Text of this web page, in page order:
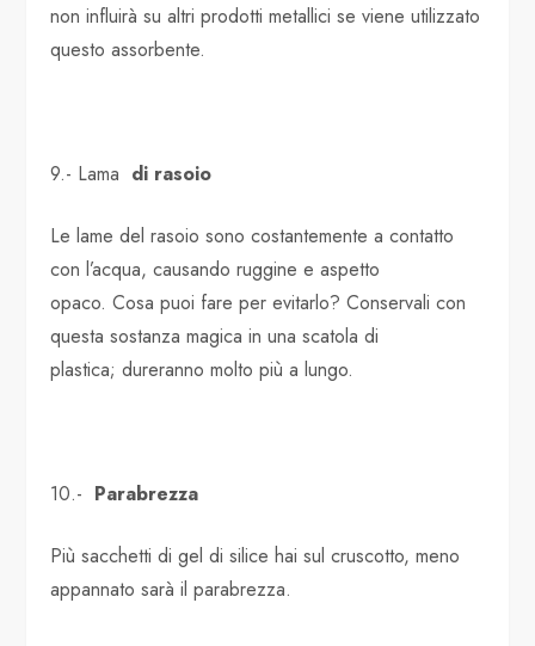
non influirà su altri prodotti metallici se viene utilizzato
questo assorbente.
9.- Lama di rasoio
Le lame del rasoio sono costantemente a contatto
con l’acqua, causando ruggine e aspetto
opaco. Cosa puoi fare per evitarlo? Conservali con
questa sostanza magica in una scatola di
plastica; dureranno molto più a lungo.
10.- Parabrezza
Più sacchetti di gel di silice hai sul cruscotto, meno
appannato sarà il parabrezza.